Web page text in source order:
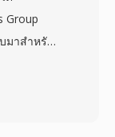
Group
มาสำหรับ
เกิดการ